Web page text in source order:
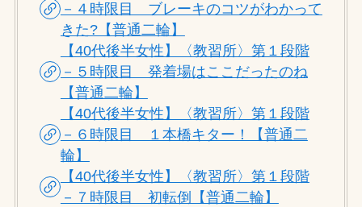
－４時限目 ブレーキのコツがわかって
きた?【普通二輪】
【40代後半女性】〈教習所〉第１段階
－５時限目 発着場はここだったのね
【普通二輪】
【40代後半女性】〈教習所〉第１段階
－６時限目 １本橋キター！【普通二
輪】
【40代後半女性】〈教習所〉第１段階
－７時限目 初転倒【普通二輪】